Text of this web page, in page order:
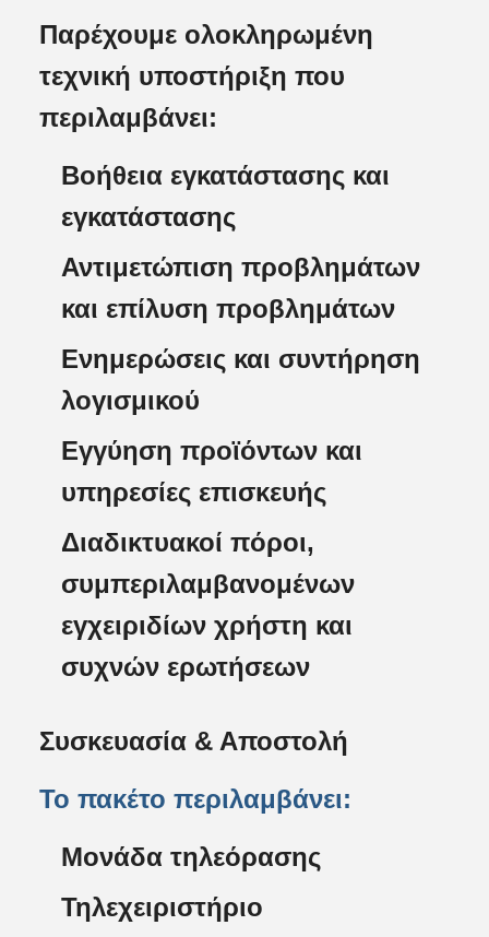
Παρέχουμε ολοκληρωμένη
τεχνική υποστήριξη που
περιλαμβάνει:
Βοήθεια εγκατάστασης και
εγκατάστασης
Αντιμετώπιση προβλημάτων
και επίλυση προβλημάτων
Ενημερώσεις και συντήρηση
λογισμικού
Εγγύηση προϊόντων και
υπηρεσίες επισκευής
Διαδικτυακοί πόροι,
συμπεριλαμβανομένων
εγχειριδίων χρήστη και
συχνών ερωτήσεων
Συσκευασία & Αποστολή
Το πακέτο περιλαμβάνει:
Μονάδα τηλεόρασης
Τηλεχειριστήριο